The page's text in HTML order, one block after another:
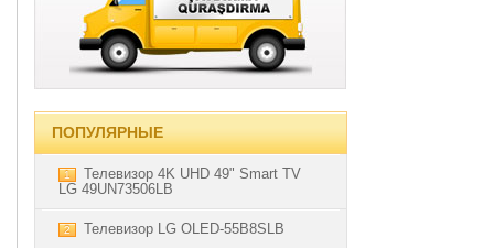
ПОПУЛЯРНЫЕ
1
Телевизор 4K UHD 49" Smart TV
LG 49UN73506LB
2 Телевизор LG OLED-55B8SLB